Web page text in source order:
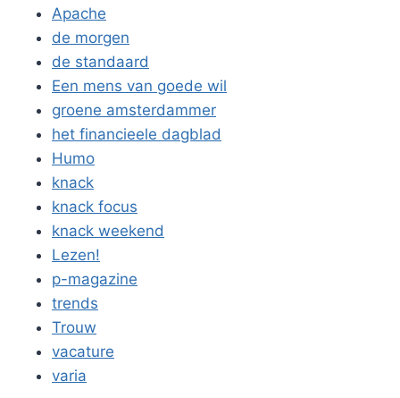
Apache
de morgen
de standaard
Een mens van goede wil
groene amsterdammer
het financieele dagblad
Humo
knack
knack focus
knack weekend
Lezen!
p-magazine
trends
Trouw
vacature
varia